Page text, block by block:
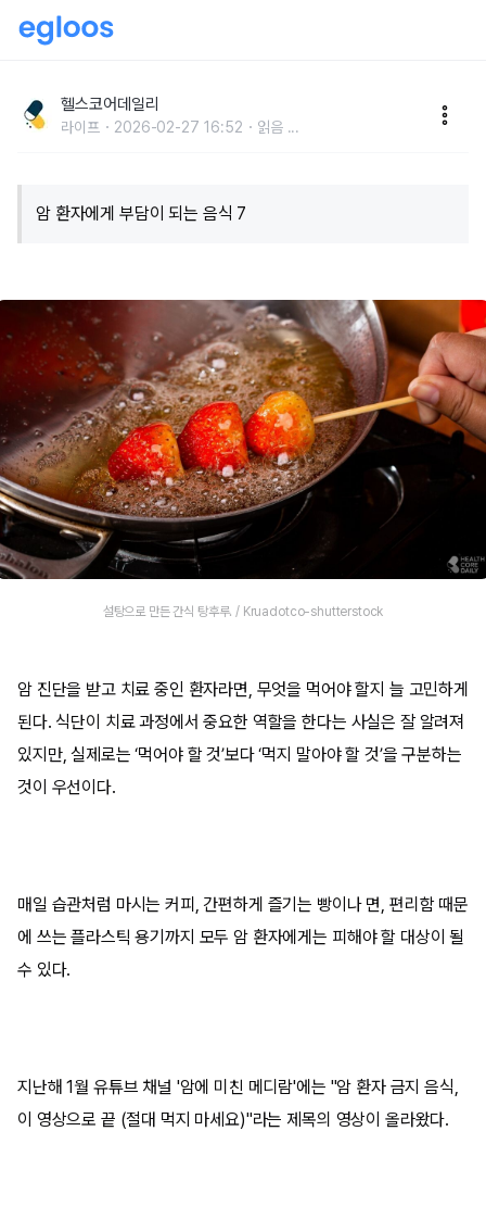
TOP 7헬스코어데일리
라이프 2026-02-27 16:52 읽음 ...
​암 환자에게 부담이 되는 음식 7
설탕으로 만든 간식 탕후루. / Kruadotco-shutterstock
암 진단을 받고 치료 중인 환자라면, 무엇을 먹어야 할지 늘 고민하게
된다. 식단이 치료 과정에서 중요한 역할을 한다는 사실은 잘 알려져
있지만, 실제로는 ‘먹어야 할 것’보다 ‘먹지 말아야 할 것’을 구분하는
것이 우선이다.
매일 습관처럼 마시는 커피, 간편하게 즐기는 빵이나 면, 편리함 때문
에 쓰는 플라스틱 용기까지 모두 암 환자에게는 피해야 할 대상이 될
수 있다.
지난해 1월 유튜브 채널 '암에 미친 메디람'에는 "암 환자 금지 음식,
이 영상으로 끝 (절대 먹지 마세요)"라는 제목의 영상이 올라왔다.